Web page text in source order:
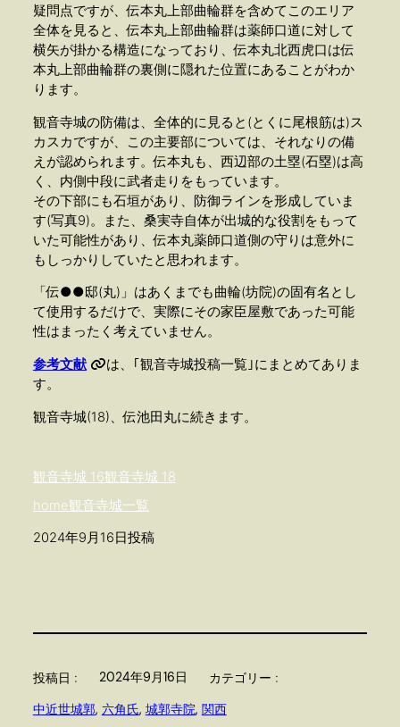
疑問点ですが、伝本丸上部曲輪群を含めてこのエリア
全体を見ると、伝本丸上部曲輪群は薬師口道に対して
横矢が掛かる構造になっており、伝本丸北西虎口は伝
本丸上部曲輪群の裏側に隠れた位置にあることがわか
ります。
観音寺城の防備は、全体的に見ると(とくに尾根筋は)ス
カスカですが、この主要部については、それなりの備
えが認められます。伝本丸も、西辺部の土塁(石塁)は高
く、内側中段に武者走りをもっています。
その下部にも石垣があり、防御ラインを形成していま
す(写真9)。また、桑実寺自体が出城的な役割をもって
いた可能性があり、伝本丸薬師口道側の守りは意外に
もしっかりしていたと思われます。
「伝●●邸(丸)」はあくまでも曲輪(坊院)の固有名とし
て使用するだけで、実際にその家臣屋敷であった可能
性はまったく考えていません。
参考文献
は、｢観音寺城投稿一覧｣にまとめてありま
す。
観音寺城(18)、伝池田丸に続きます。
観音寺城 16観音寺城 18
home観音寺城一覧
2024年9月16日投稿
投稿日 : 2024年9月16日 カテゴリー :
中近世城郭, 六角氏, 城郭寺院, 関西